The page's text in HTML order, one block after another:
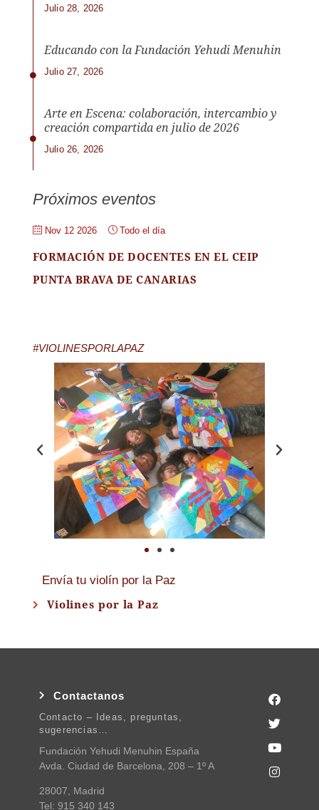
Julio 28, 2026
Educando con la Fundación Yehudi Menuhin
Julio 27, 2026
Arte en Escena: colaboración, intercambio y
creación compartida en julio de 2026
Julio 26, 2026
Próximos eventos
Nov 12 2026 Todo el día
FORMACIÓN DE DOCENTES EN EL CEIP
PUNTA BRAVA DE CANARIAS
#VIOLINESPORLAPAZ
Envía tu violín por la Paz
Violines por la Paz
Contactanos
Contacto – Ideas, preguntas,
sugerencias…
Fundación Yehudi Menuhin España
Avda. Ciudad de Barcelona, 208 – 1º A
28007, Madrid
Tel: 915 340 143